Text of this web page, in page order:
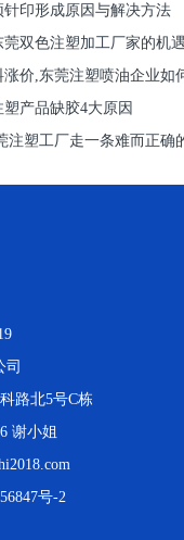
印形成原因与解决方法
双色注塑加工厂家的机
价,东莞注塑喷油企业如
产品缺胶4大原因
注塑工厂走一条难而正确
司
路北5号C栋
谢小姐
号-2